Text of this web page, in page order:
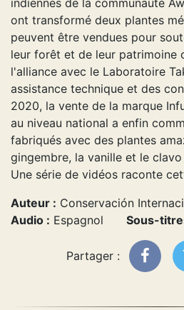
ont transformé deux plantes
peuvent être vendues pour
leur forêt et de leur patrimoine
l'alliance avec le Laboratoire
assistance technique et des
2020, la vente de la marque
au niveau national a enfin
fabriqués avec des plantes
gingembre, la vanille et le clavo
Une série de vidéos raconte
Auteur : Conservación
Audio : Espagnol Sous-
Partager :